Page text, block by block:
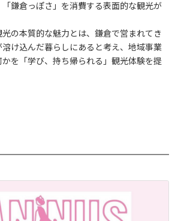
鎌倉っぽさ」を消費する表面的な観光が
の本質的な魅力とは、鎌倉で営まれてき
け込んだ暮らしにあると考え、地域事業
を「学び、持ち帰られる」観光体験を提